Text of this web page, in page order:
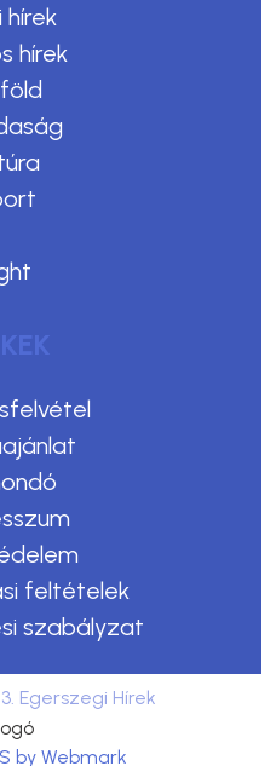
hírek
hírek
feltételek
szabályzat
Egerszegi Hírek
by Webmark